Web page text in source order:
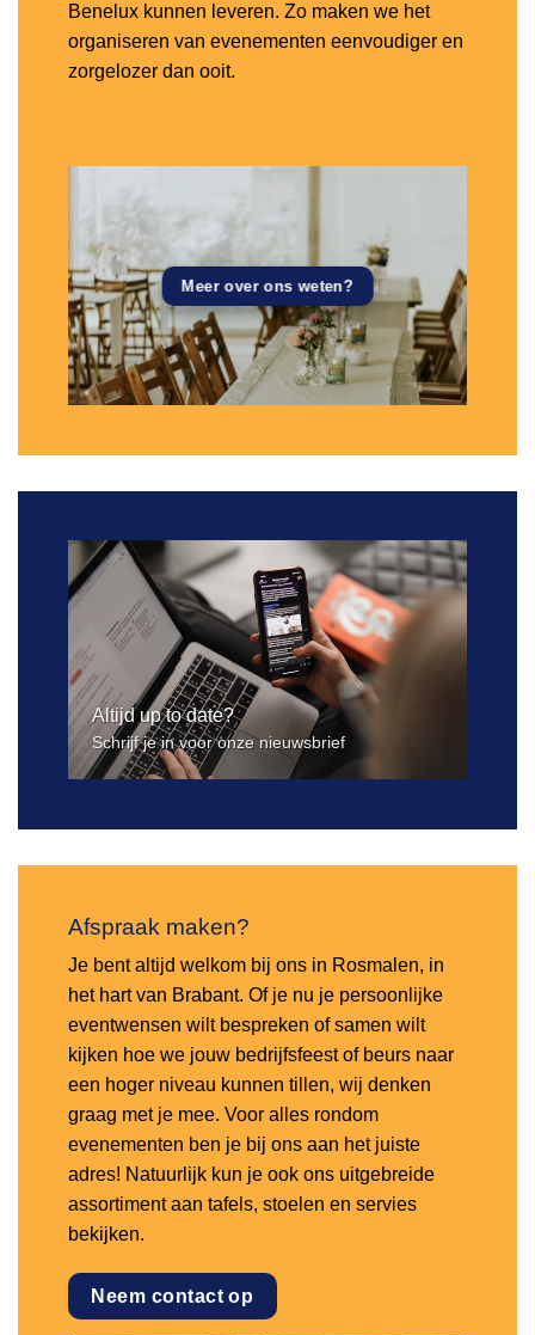
Benelux kunnen leveren. Zo maken we het
organiseren van evenementen eenvoudiger en
zorgelozer dan ooit.
Meer over ons weten?
Altijd up to date?
Schrijf je in voor onze nieuwsbrief
Afspraak maken?
Je bent altijd welkom bij ons in Rosmalen, in
het hart van Brabant. Of je nu je persoonlijke
eventwensen wilt bespreken of samen wilt
kijken hoe we jouw bedrijfsfeest of beurs naar
een hoger niveau kunnen tillen, wij denken
graag met je mee. Voor alles rondom
evenementen ben je bij ons aan het juiste
adres! Natuurlijk kun je ook ons uitgebreide
assortiment aan tafels, stoelen en servies
bekijken.
Neem contact op